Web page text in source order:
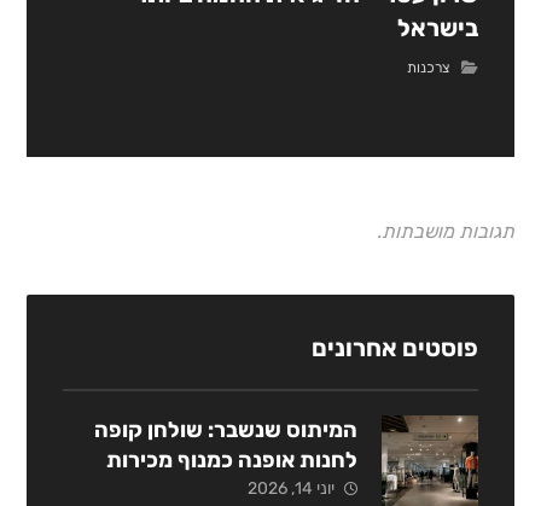
בישראל
צרכנות
תגובות מושבתות.
פוסטים אחרונים
המיתוס שנשבר: שולחן קופה
לחנות אופנה כמנוף מכירות
אסטרטגי
יוני 14, 2026